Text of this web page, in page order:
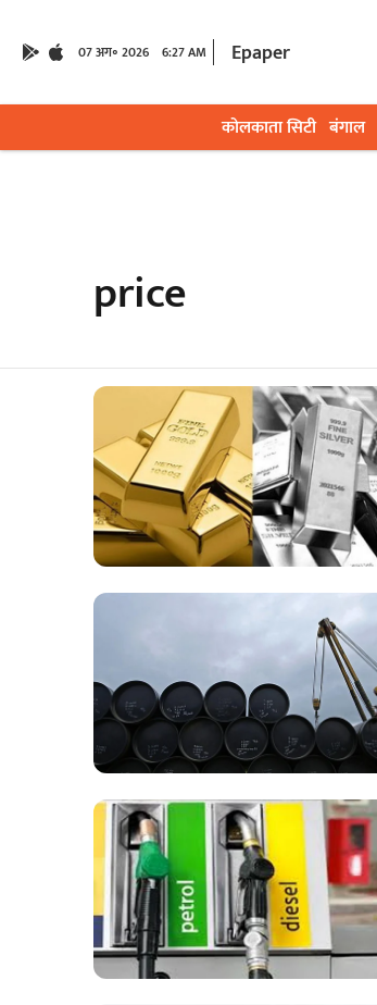
07 अग॰ 2026 6:27 AM Epaper
कोलकाता सिटी बंगाल
price